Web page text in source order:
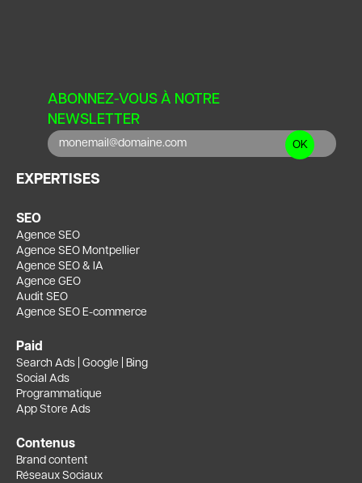
ABONNEZ-VOUS À NOTRE
NEWSLETTER
EXPERTISES
SEO
Agence SEO
Agence SEO Montpellier
Agence SEO & IA
Agence GEO
Audit SEO
Agence SEO E-commerce
Paid
Search Ads | Google | Bing
Social Ads
Programmatique
App Store Ads
Contenus
Brand content
Réseaux Sociaux